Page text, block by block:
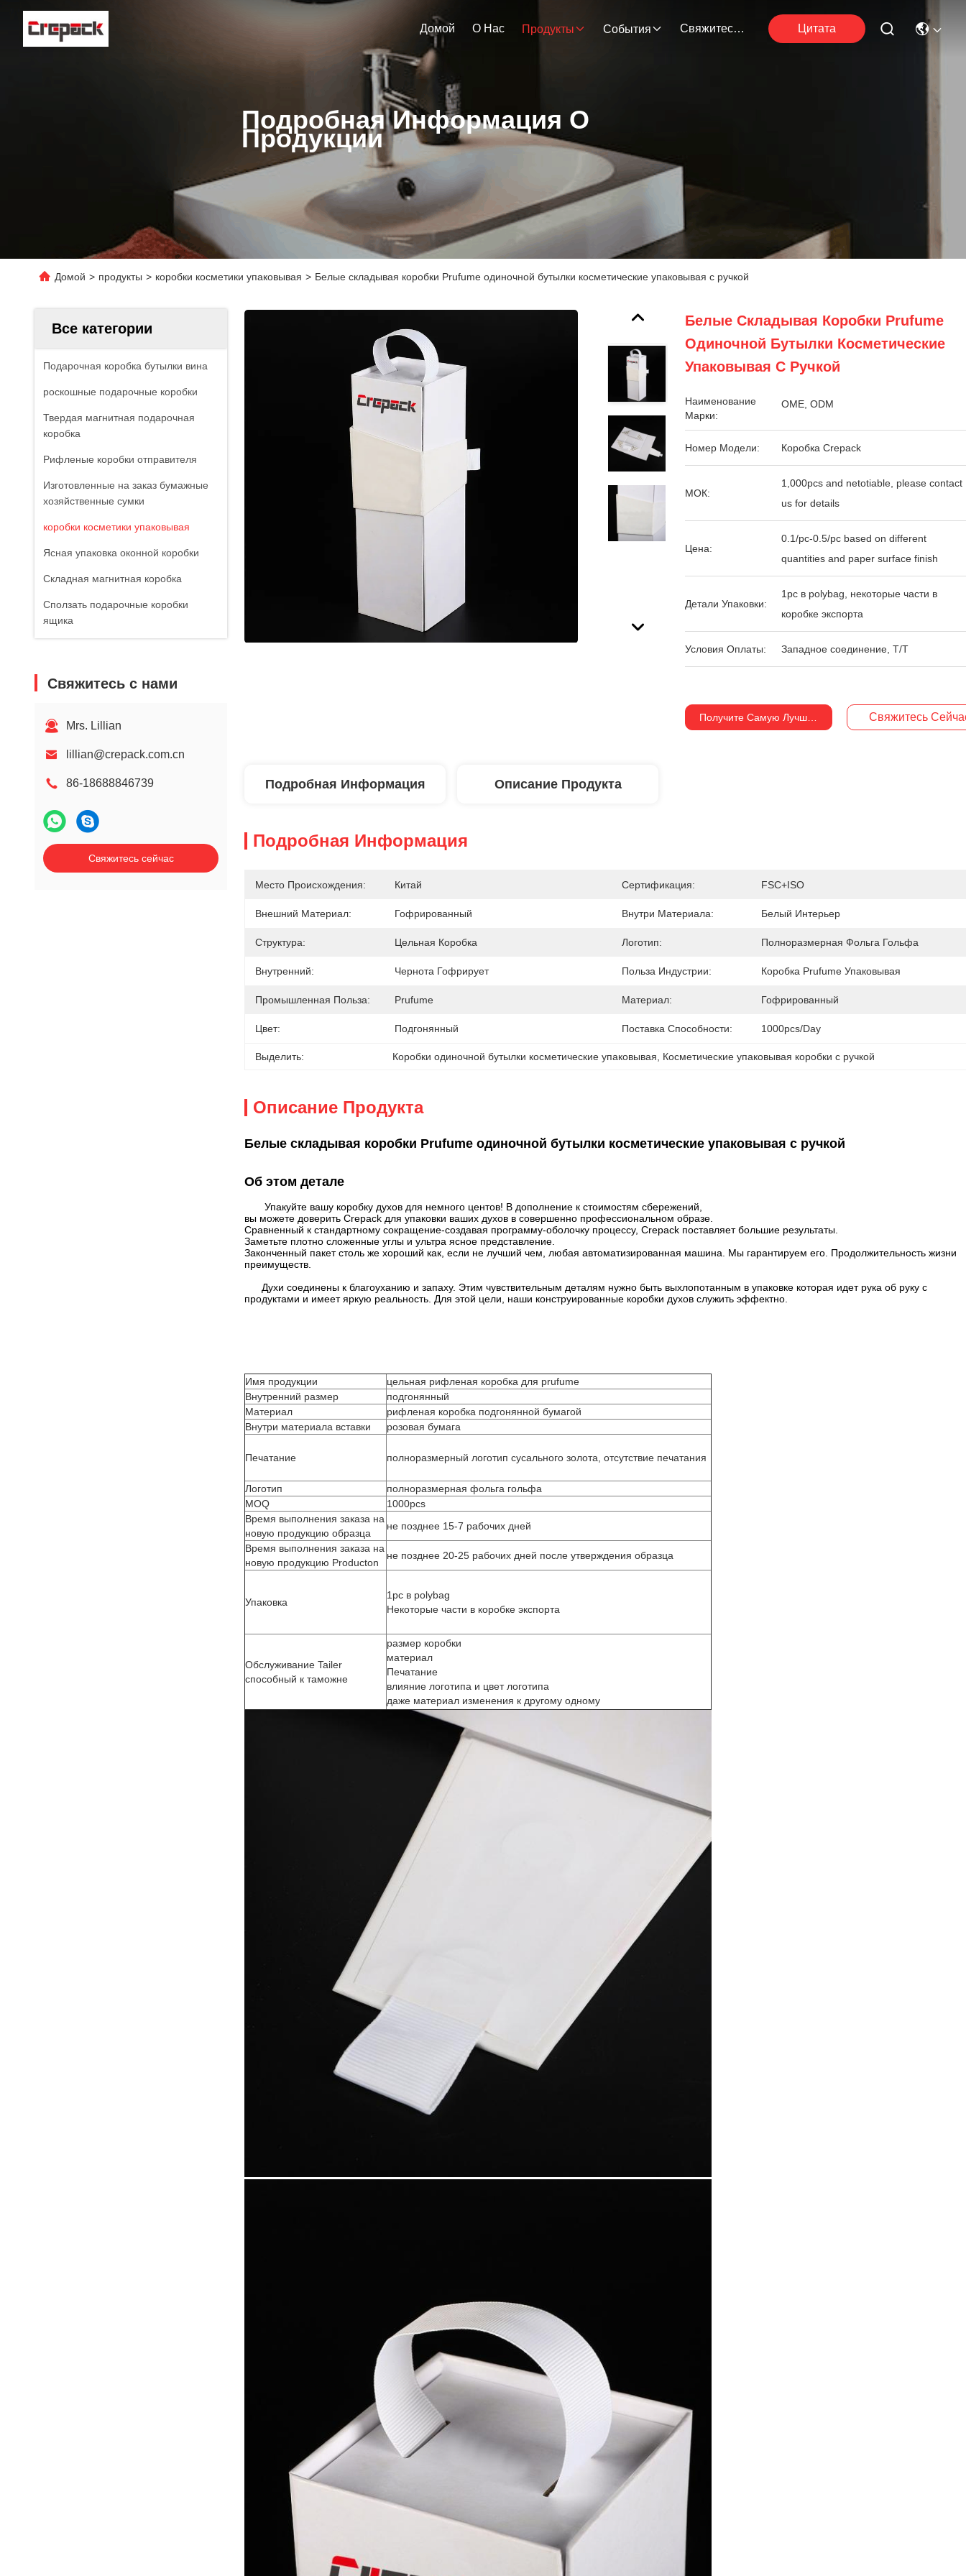
Домой О Нас Продукты События Свяжитесь С Нами Цитата
Подробная Информация О
Продукции
Домой > продукты > коробки косметики упаковывая > Белые складывая коробки Prufume одиночной бутылки косметические упаковывая с ручкой
Все категории
Подарочная коробка бутылки вина
роскошные подарочные коробки
Твердая магнитная подарочная
коробка
Рифленые коробки отправителя
Изготовленные на заказ бумажные
хозяйственные сумки
коробки косметики упаковывая
Ясная упаковка оконной коробки
Складная магнитная коробка
Сползать подарочные коробки
ящика
Свяжитесь с нами
Mrs. Lillian
lillian@crepack.com.cn
86-18688846739
Свяжитесь сейчас
Белые Складывая Коробки Prufume
Одиночной Бутылки Косметические
Упаковывая С Ручкой
Наименование
Марки:
OME, ODM
Номер Модели: Коробка Crepack
МОК:
1,000pcs and netotiable, please contact
us for details
Цена:
0.1/pc-0.5/pc based on different
quantities and paper surface finish
Детали Упаковки:
1pc в polybag, некоторые части в
коробке экспорта
Условия Оплаты: Западное соединение, T/T
Получите Самую Лучшую Цену Свяжитесь
Подробная Информация Описание Продукта
Подробная Информация
Место Происхождения: Китай Сертификация: FSC+ISO
Внешний Материал: Гофрированный Внутри Материала: Белый Интерьер
Структура: Цельная Коробка Логотип: Полноразмерная Фольга Гольфа
Внутренний: Чернота Гофрирует Польза Индустрии: Коробка Prufume Упаковывая
Промышленная Польза: Prufume Материал: Гофрированный
Цвет: Подгонянный Поставка Способности: 1000pcs/day
Выделить: Коробки одиночной бутылки косметические упаковывая Косметические упаковывая коробки с ручкой
Описание Продукта
Белые складывая коробки Prufume одиночной бутылки косметические упаковывая с ручкой
Об этом детале
Упакуйте вашу коробку духов для немного центов! В дополнение к стоимостям сбережений,
вы можете доверить Crepack для упаковки ваших духов в совершенно профессиональном образе.
Сравненный к стандартному сокращение-создавая программу-оболочку процессу, Crepack поставляет большие результаты.
Заметьте плотно сложенные углы и ультра ясное представление.
Законченный пакет столь же хороший как, если не лучший чем, любая автоматизированная машина. Мы гарантируем его. Продолжительность жизни
преимуществ.
Духи соединены к благоуханию и запаху. Этим чувствительным деталям нужно быть выхлопотанным в упаковке которая идет рука об руку с
продуктами и имеет яркую реальность. Для этой цели, наши конструированные коробки духов служить эффектно.
Имя продукции цельная рифленая коробка для prufume
Внутренний размер
подгонянный
Материал
рифленая коробка подгонянной бумагой
Внутри материала вставки
розовая бумага
Печатание полноразмерный логотип сусального золота, отсутствие печатания
Логотип
полноразмерная фольга гольфа
MOQ
1000pcs
Время выполнения заказа на
новую продукцию образца
не позднее 15-7 рабочих дней
Время выполнения заказа на
новую продукцию Producton
не позднее 20-25 рабочих дней после утверждения образца
Упаковка
1pc в polybag
Некоторые части в коробке экспорта
Обслуживание Tailer
способный к таможне
размер коробки
материал
Печатание
влияние логотипа и цвет логотипа
даже материал изменения к другому одному